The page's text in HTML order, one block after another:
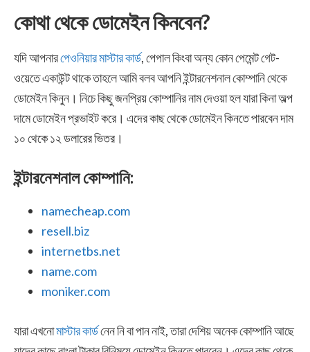
কোথা থেকে ডোমেইন কিনবেন?
যদি আপনারপেওনিয়ার মাস্টার কার্ড, পেপাল কিংবা অন্য কোন পেমেন্ট গেট-
ওয়েতে একাউন্ট থাকে তাহলে আমি বলব আপনি ইন্টারনেশনাল কোম্পানি থেকে
ডোমেইন কিনুন। নিচে কিছু জনপ্রিয় কোম্পানির নাম দেওয়া হল যারা কিনা অল্প
দামে ডোমেইন প্রভাইট করে। এদের কাছ থেকে ডোমেইন কিনতে পারবেন দাম
১০ থেকে ১২ ডলারের ভিতর।
ইন্টারনেশনাল কোম্পানি:
namecheap.com
resell.biz
internetbs.net
name.com
moniker.com
যারা এখনোমাস্টার কার্ডনেন নি বা পান নাই, তারা দেশিয় অনেক কোম্পানি আছে